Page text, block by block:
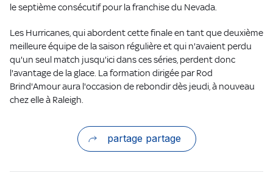
le septième consécutif pour la franchise du Nevada.
Les Hurricanes, qui abordent cette finale en tant que deuxième
meilleure équipe de la saison régulière et qui n'avaient perdu
qu'un seul match jusqu'ici dans ces séries, perdent donc
l'avantage de la glace. La formation dirigée par Rod
Brind'Amour aura l'occasion de rebondir dès jeudi, à nouveau
chez elle à Raleigh.
partage partage